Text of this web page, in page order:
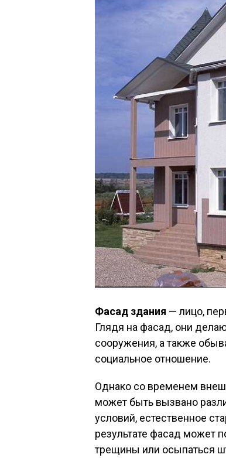
Фасад здания — лицо,
Глядя на фасад, они
сооружения, а также
социальное отношение.
Однако со временем
может быть вызвано
условий, естественное
результате фасад может
трещины или осыпаться